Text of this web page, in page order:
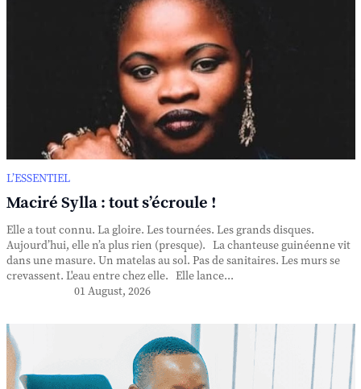
L’ESSENTIEL
Maciré Sylla : tout s’écroule !
Elle a tout connu. La gloire. Les tournées. Les grands disques.
Aujourd’hui, elle n’a plus rien (presque). La chanteuse guinéenne vit
dans une masure. Un matelas au sol. Pas de sanitaires. Les murs se
crevassent. L'eau entre chez elle. Elle lance...
01 August, 2026